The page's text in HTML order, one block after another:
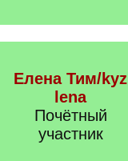
Елена Тим/kyz
lena
Почётный
участник